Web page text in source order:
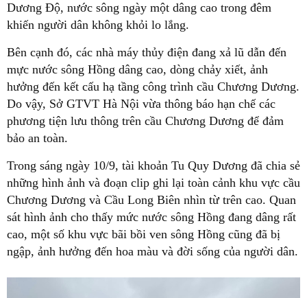
Dương Độ, nước sông ngày một dâng cao trong đêm
khiến người dân không khỏi lo lắng.
Bên cạnh đó, các nhà máy thủy điện đang xả lũ dẫn đến
mực nước sông Hồng dâng cao, dòng chảy xiết, ảnh
hưởng đến kết cấu hạ tầng công trình cầu Chương Dương.
Do vậy, Sở GTVT Hà Nội vừa thông báo hạn chế các
phương tiện lưu thông trên cầu Chương Dương để đảm
bảo an toàn.
Trong sáng ngày 10/9, tài khoản Tu Quy Dương đã chia sẻ
những hình ảnh và đoạn clip ghi lại toàn cảnh khu vực cầu
Chương Dương và Cầu Long Biên nhìn từ trên cao. Quan
sát hình ảnh cho thấy mức nước sông Hồng đang dâng rất
cao, một số khu vực bãi bồi ven sông Hồng cũng đã bị
ngập, ảnh hưởng đến hoa màu và đời sống của người dân.